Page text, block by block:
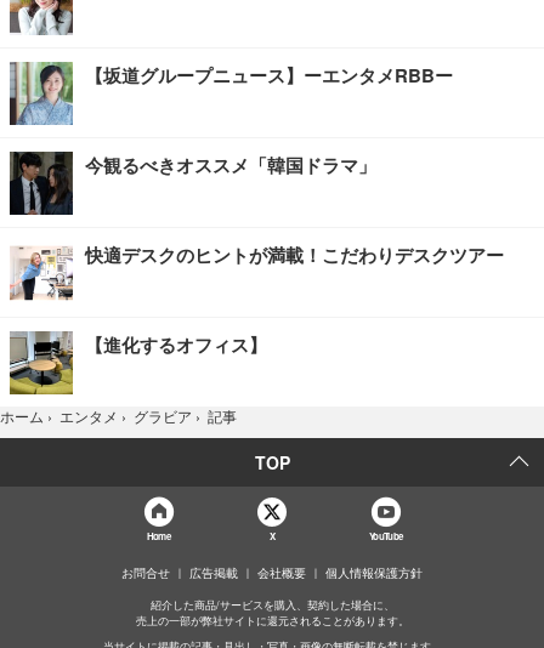
【坂道グループニュース】ーエンタメRBBー
今観るべきオススメ「韓国ドラマ」
快適デスクのヒントが満載！こだわりデスクツアー
【進化するオフィス】
ホーム › エンタメ › グラビア › 記事
TOP
Home X YouTube
お問合せ 広告掲載 会社概要 個人情報保護方針
紹介した商品/サービスを購入、契約した場合に、
売上の一部が弊社サイトに還元されることがあります。